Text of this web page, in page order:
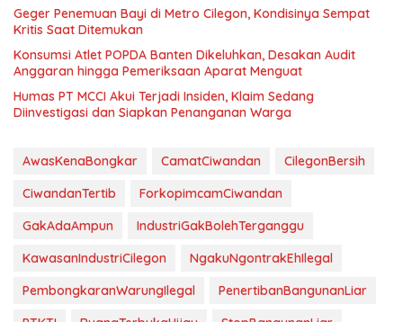
Geger Penemuan Bayi di Metro Cilegon, Kondisinya Sempat
Kritis Saat Ditemukan
Konsumsi Atlet POPDA Banten Dikeluhkan, Desakan Audit
Anggaran hingga Pemeriksaan Aparat Menguat
Humas PT MCCI Akui Terjadi Insiden, Klaim Sedang
Diinvestigasi dan Siapkan Penanganan Warga
AwasKenaBongkar CamatCiwandan
CilegonBersih
CiwandanTertib
ForkopimcamCiwandan
GakAdaAmpun
IndustriGakBolehTerganggu
KawasanIndustriCilegon
NgakuNgontrakEhIlegal
PembongkaranWarungIlegal
PenertibanBangunanLiar